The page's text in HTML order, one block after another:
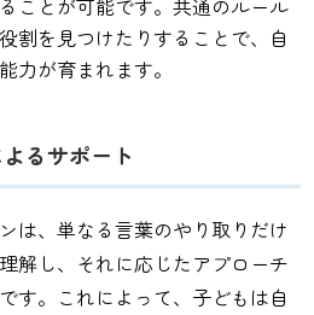
ことが可能です。共通のルール
割を見つけたりすることで、自
力が育まれます。
るサポート
は、単なる言葉のやり取りだけ
解し、それに応じたアプローチ
す。これによって、子どもは自